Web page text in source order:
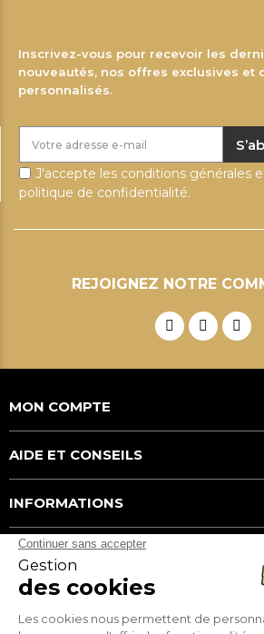
Inscrivez-vous pour recevoir les
nouveautés, nos offres exclusives et
personnalisés.
J'accepte les conditions générales
politique de confidentialité.
REJOIGNEZ NOTRE
MON COMPTE
AIDE ET CONSEILS
INFORMATIONS
MOYENS DE PAIEMENT